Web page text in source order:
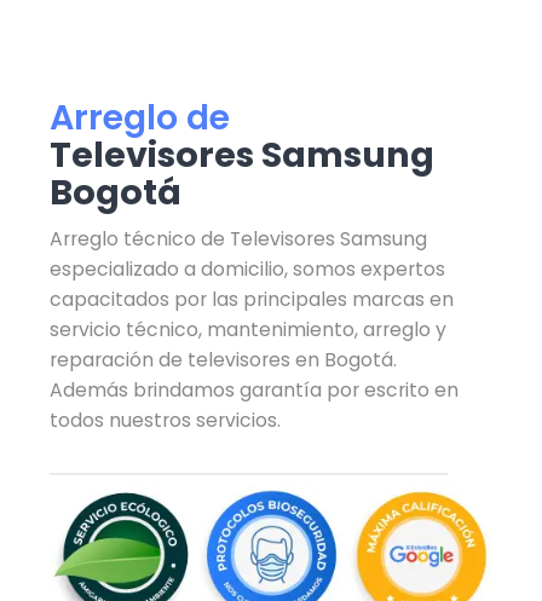
Arreglo de
Televisores Samsung
Bogotá
Arreglo técnico de Televisores Samsung
especializado a domicilio, somos expertos
capacitados por las principales marcas en
servicio técnico, mantenimiento, arreglo y
reparación de televisores en Bogotá.
Además brindamos garantía por escrito en
todos nuestros servicios.